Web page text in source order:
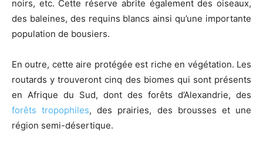
noirs, etc. Cette réserve abrite également des oiseaux,
des baleines, des requins blancs ainsi qu’une importante
population de bousiers.
En outre, cette aire protégée est riche en végétation. Les
routards y trouveront cinq des biomes qui sont présents
en Afrique du Sud, dont des forêts d’Alexandrie, des
forêts tropophiles, des prairies, des brousses et une
région semi-désertique.